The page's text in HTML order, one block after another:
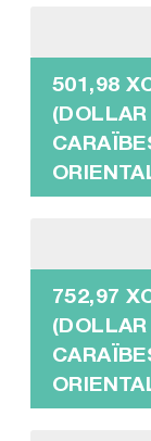
501,98
752,97